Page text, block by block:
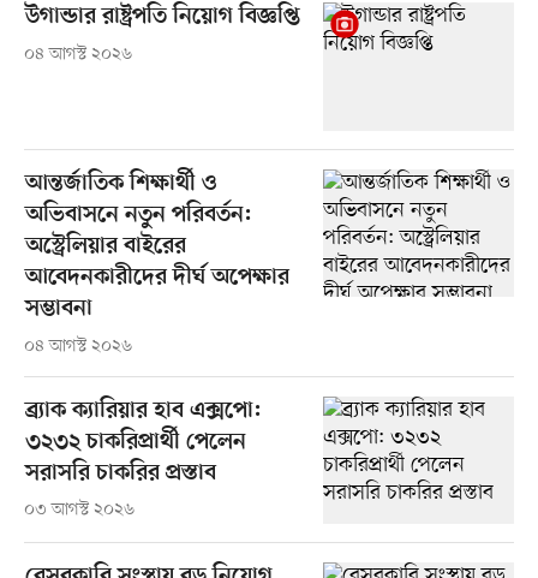
উগান্ডার রাষ্ট্রপতি নিয়োগ বিজ্ঞপ্তি
০৪ আগস্ট ২০২৬
আন্তর্জাতিক শিক্ষার্থী ও
অভিবাসনে নতুন পরিবর্তন:
অস্ট্রেলিয়ার বাইরের
আবেদনকারীদের দীর্ঘ অপেক্ষার
সম্ভাবনা
০৪ আগস্ট ২০২৬
ব্র্যাক ক্যারিয়ার হাব এক্সপো:
৩২৩২ চাকরিপ্রার্থী পেলেন
সরাসরি চাকরির প্রস্তাব
০৩ আগস্ট ২০২৬